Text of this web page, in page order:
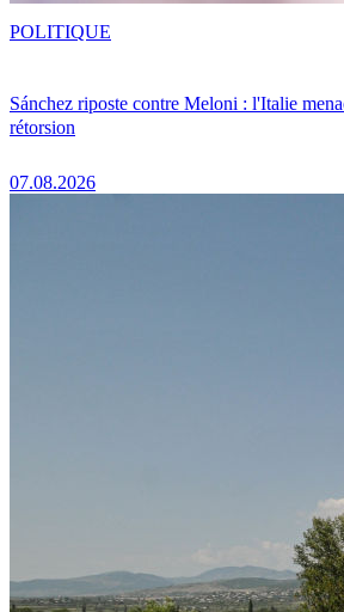
Sánchez riposte contre Meloni : l'Italie
rétorsion
07.08.2026
POLITIQUE